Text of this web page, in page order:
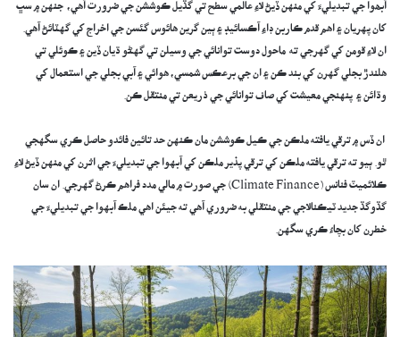
آبھوا جي تبديليءَ کي منهن ڏيڻ لاءِ عالمي سطح تي گڏيل ڪوششن جي ضرورت آهي، جنهن ۾ سڀ
کان پهريان ۽ اهم قدم ڪاربن ڊاءِ آڪسائيڊ ۽ ٻين گرين هائوس گئسن جي اخراج کي گهٽائڻ آهي.
ان لاءِ قومن کي گهرجي ته ماحول دوست توانائي جي وسيلن تي گهڻو ڌيان ڏين ۽ ڪوئلي تي
هلندڙ بجلي گهرن کي بند ڪن ۽ ان جي برعڪس شمسي، هوائي ۽ آبي بجلي جي استعمال کي
وڌائن ۽ پنهنجي معيشت کي صاف توانائي جي ذريعن تي منتقل ڪن.
ان ڏس ۾ ترقي يافته ملڪن جي ڪيل ڪوششن مان ڪنهن حد تائين فائدو حاصل ڪري سگهجي
ٿو. ٻيو ته ترقي يافته ملڪن کي ترقي پذير ملڪن کي آبهوا جي تبديليءَ جي اثرن کي منهن ڏيڻ لاءِ
ڪلائميٽ فنانس (Climate Finance) جي صورت ۾ مالي مدد فراهم ڪرڻ گهرجي. ان سان
گڏوگڏ جديد ٽيڪنالاجي جي منتقلي به ضروري آهي ته جيئن اهي ملڪ آبهوا جي تبديليءَ جي
خطرن کان بچاءُ ڪري سگهن.